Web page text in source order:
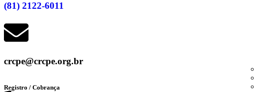
(81) 2122-6011
crcpe@crcpe.org.br
Registro / Cobrança